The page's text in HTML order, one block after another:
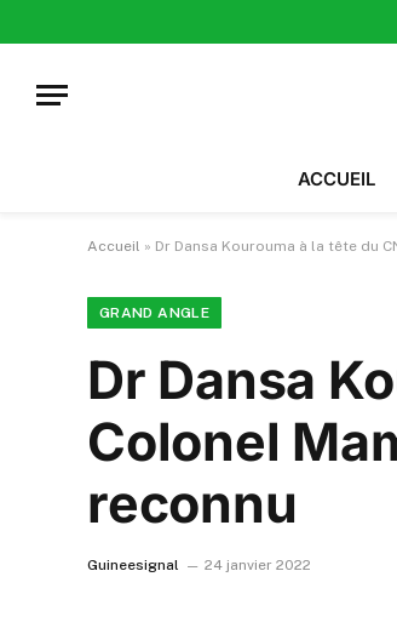
ACCUEIL
Accueil » Dr Dansa Kourouma à la tête du
GRAND ANGLE
Dr Dansa
Colonel
reconnu
Guineesignal 24 janvier 2022